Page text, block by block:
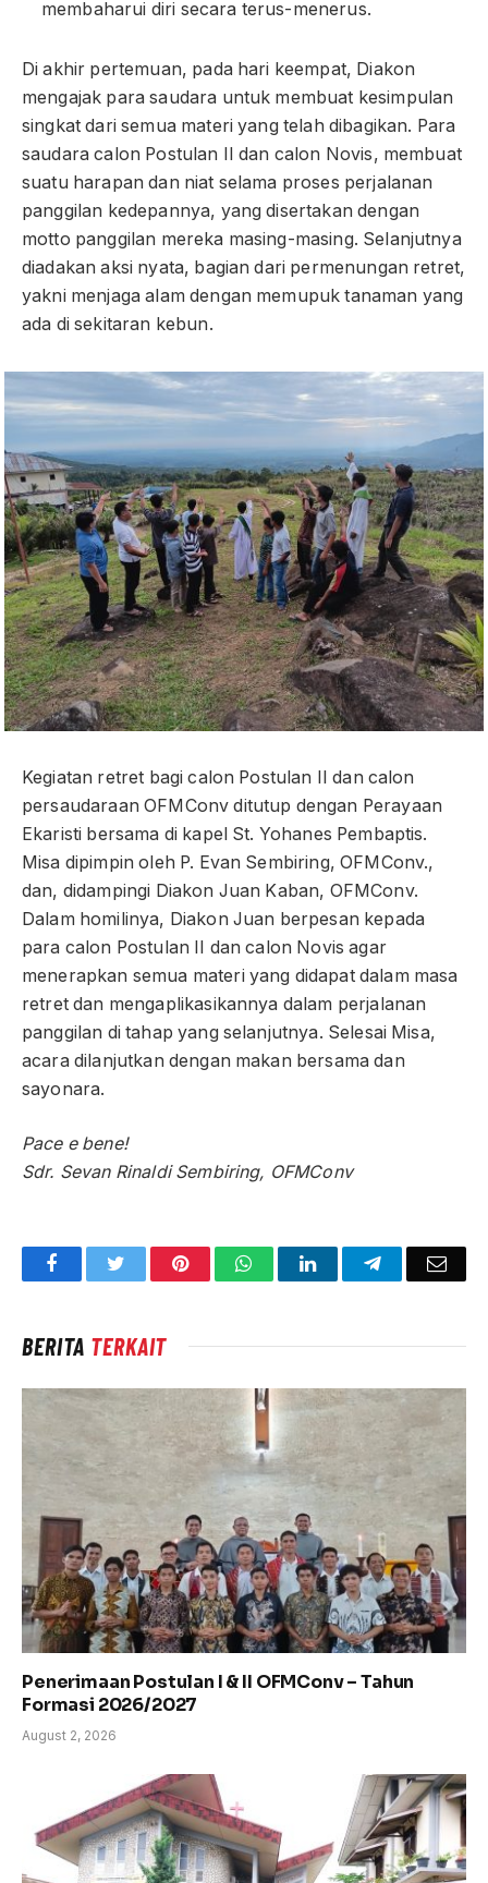
membaharui diri secara terus-menerus.
Di akhir pertemuan, pada hari keempat, Diakon
mengajak para saudara untuk membuat kesimpulan
singkat dari semua materi yang telah dibagikan. Para
saudara calon Postulan II dan calon Novis, membuat
suatu harapan dan niat selama proses perjalanan
panggilan kedepannya, yang disertakan dengan
motto panggilan mereka masing-masing. Selanjutnya
diadakan aksi nyata, bagian dari permenungan retret,
yakni menjaga alam dengan memupuk tanaman yang
ada di sekitaran kebun.
Kegiatan retret bagi calon Postulan II dan calon
persaudaraan OFMConv ditutup dengan Perayaan
Ekaristi bersama di kapel St. Yohanes Pembaptis.
Misa dipimpin oleh P. Evan Sembiring, OFMConv.,
dan, didampingi Diakon Juan Kaban, OFMConv.
Dalam homilinya, Diakon Juan berpesan kepada
para calon Postulan II dan calon Novis agar
menerapkan semua materi yang didapat dalam masa
retret dan mengaplikasikannya dalam perjalanan
panggilan di tahap yang selanjutnya. Selesai Misa,
acara dilanjutkan dengan makan bersama dan
sayonara.
Pace e bene!
Sdr. Sevan Rinaldi Sembiring, OFMConv
FacebookTwitter PinterestWhatsAppLinkedInTelegram
BERITA TERKAIT
Penerimaan Postulan I & II OFMConv – Tahun
Formasi 2026/2027
August 2, 2026